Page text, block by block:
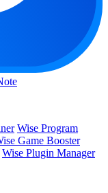
Wise Program
Game Booster
Wise Plugin Manager